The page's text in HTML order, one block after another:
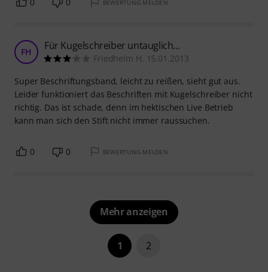
BEWERTUNG MELDEN
FH Für Kugelschreiber untauglich...
Friedhelm H. 15.01.2013
Super Beschriftungsband, leicht zu reißen, sieht gut aus.
Leider funktioniert das Beschriften mit Kugelschreiber nicht
richtig. Das ist schade, denn im hektischen Live Betrieb
kann man sich den Stift nicht immer raussuchen.
0 0 BEWERTUNG MELDEN
Mehr anzeigen
1 2